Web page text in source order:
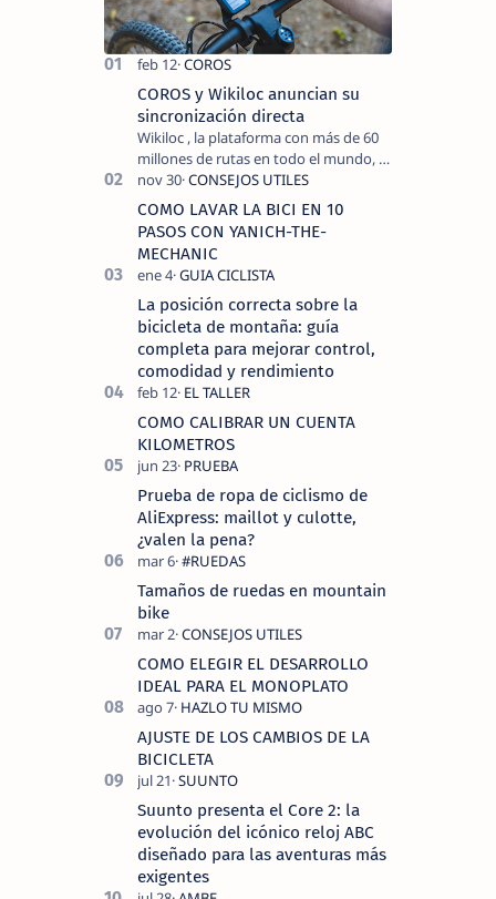
COROS y Wikiloc anuncian su
sincronización directa
Wikiloc , la plataforma con más de 60
millones de rutas en todo el mundo, y
COROS , marca de dispositivos GPS
reconocida mundialmente por su
tecnolo…
COMO LAVAR LA BICI EN 10
PASOS CON YANICH-THE-
MECHANIC
La posición correcta sobre la
bicicleta de montaña: guía
completa para mejorar control,
comodidad y rendimiento
COMO CALIBRAR UN CUENTA
KILOMETROS
Prueba de ropa de ciclismo de
AliExpress: maillot y culotte,
¿valen la pena?
Tamaños de ruedas en mountain
bike
COMO ELEGIR EL DESARROLLO
IDEAL PARA EL MONOPLATO
AJUSTE DE LOS CAMBIOS DE LA
BICICLETA
Suunto presenta el Core 2: la
evolución del icónico reloj ABC
diseñado para las aventuras más
exigentes